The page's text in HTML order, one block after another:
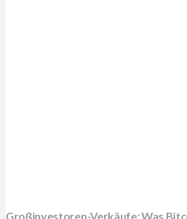
Großinvestoren-Verkäufe: Was